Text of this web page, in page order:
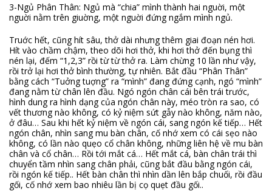
3-Ngủ Phân Thân: Ngủ mà “chia” mình thành hai nguời, một
nguời nằm trên giuờng, một nguời đứng ngắm mình ngủ.
Truớc hết, cũng hít sâu, thở dài nhưng thêm giai đoạn nén hơi.
Hít vào chầm chậm, theo dõi hơi thở, khi hơi thở đến bụng thì
nén lại, đếm “1,2,3” rồi từ từ thở ra. Làm chừng 10 lần như vậy,
rồi trở lại hơi thở bình thường, tự nhiên. Bắt đầu “Phân Thân”
bằng cách “Tuởng tuợng” ra “mình” đang đứng cạnh, ngó “mình”
đang nằm từ chân lên đầu. Ngó ngón chân cái bên trái trước,
hình dung ra hình dạng của ngón chân này, méo tròn ra sao, có
vết thương nào không, có kỷ niệm sứt gẫy nào không, năm nào,
ở đâu… Sau khi hết kỷ niệm về ngón cái, sang ngón kế tiếp… Hết
ngón chân, nhìn sang mu bàn chân, cố nhớ xem có cái sẹo nào
không, có lần nào quẹo cổ chân không, những liên hệ về mu bàn
chân và cổ chân… Rồi tới mắt cá… Hết mắt cá, bàn chân trái thì
chuyển tầm nhìn sang chân phải, cũng bắt đầu bằng ngón cái,
rồi ngón kế tiếp.. Hết bàn chân thì nhìn dần lên bắp chuối, rồi đầu
gối, cố nhớ xem bao nhiêu lần bị cọ quẹt đầu gối..